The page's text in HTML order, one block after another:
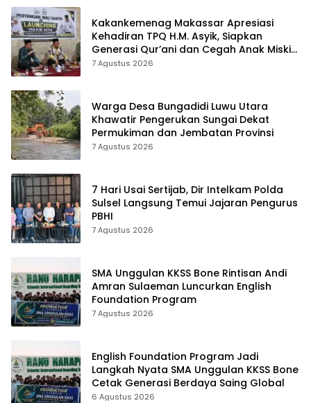
Kakankemenag Makassar Apresiasi
Kehadiran TPQ H.M. Asyik, Siapkan
Generasi Qur’ani dan Cegah Anak Miskin
Spiritualitas
7 Agustus 2026
Warga Desa Bungadidi Luwu Utara
Khawatir Pengerukan Sungai Dekat
Permukiman dan Jembatan Provinsi
7 Agustus 2026
7 Hari Usai Sertijab, Dir Intelkam Polda
Sulsel Langsung Temui Jajaran Pengurus
PBHI
7 Agustus 2026
SMA Unggulan KKSS Bone Rintisan Andi
Amran Sulaeman Luncurkan English
Foundation Program
7 Agustus 2026
English Foundation Program Jadi
Langkah Nyata SMA Unggulan KKSS Bone
Cetak Generasi Berdaya Saing Global
6 Agustus 2026